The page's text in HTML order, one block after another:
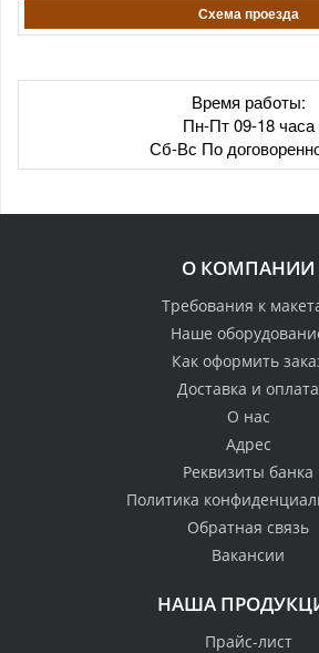
Схема проезда
Время работы:
Пн-Пт 09-18 часа
Сб-Вс По
О КОМПАНИИ
Требования к
Наше
Как оформить
Доставка и оплата
О нас
Адрес
Реквизиты банка
Политика
Обратная связь
Вакансии
НАША
Прайс-лист